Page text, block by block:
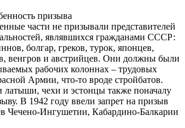
призыва
части не призывали представителей
являвшихся гражданами СССР:
болгар, греков, турок, японцев,
венгров и австрийцев. Они должны были
рабочих колоннах – трудовых
Армии, что-то вроде стройбатов.
чехи и эстонцы также поначалу
В 1942 году ввели запрет на призыв
Чечено-Ингушетии, Кабардино-Балкарии